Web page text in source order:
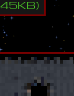
45KB)